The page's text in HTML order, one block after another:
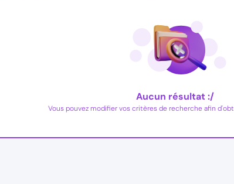
Aucun résultat :/
Vous pouvez modifier vos critères de recherche afin